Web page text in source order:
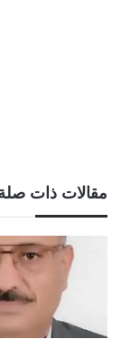
مقالات ذات